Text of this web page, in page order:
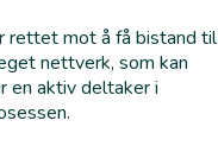
rettet mot å få bistand til
nettverk, som kan
en aktiv deltaker i